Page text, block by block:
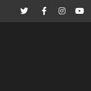
TwitterFacebookInstagram